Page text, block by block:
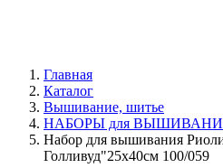
Главная
Каталог
Вышивание, шитье
НАБОРЫ для
Набор для вышивания
Голливуд"25х40см 100/059